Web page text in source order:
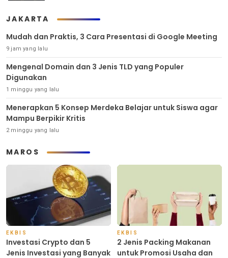
JAKARTA
Mudah dan Praktis, 3 Cara Presentasi di Google Meeting
9 jam yang lalu
Mengenal Domain dan 3 Jenis TLD yang Populer
Digunakan
1 minggu yang lalu
Menerapkan 5 Konsep Merdeka Belajar untuk Siswa agar
Mampu Berpikir Kritis
2 minggu yang lalu
MAROS
EKBIS
Investasi Crypto dan 5
Jenis Investasi yang Banyak
EKBIS
2 Jenis Packing Makanan
untuk Promosi Usaha dan